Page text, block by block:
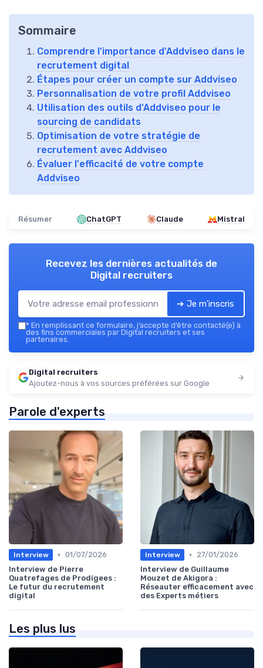
Sommaire
Comprendre l'importance d'Addviseo dans le
recrutement digital
Étapes pour créer un compte sur Addviseo
Personnalisation de votre profil Addviseo
Utilisation des outils d'Addviseo pour le
sourcing de candidats
Optimisation de votre stratégie de
recrutement avec Addviseo
Évaluer l'efficacité de votre compte
Addviseo
Résumer ChatGPT Claude Mistral
Recevez les dernières actualités de
Digital recruiters
➔ Je m'inscris
* En remplissant ce formulaire, j’accepte d’être contacté(e) à
des fins commerciales par Digital recruiters et ses
partenaires.
Digital recruiters
Ajoutez-nous à vos sources préférées sur Google
Parole d'experts
Interview • 01/07/2026
Interview de Pierre
Quatrefages de Prodigees :
Le futur du recrutement
digital
Interview •
27/01/2026
Interview de Guillaume
Mouzet de Akigora :
Réseauter efficacement avec
des Experts métiers
Les plus lus